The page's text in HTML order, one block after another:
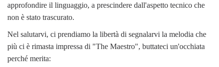
approfondire il linguaggio, a prescindere dall'aspetto tecnico che
non è stato trascurato.
Nel salutarvi, ci prendiamo la libertà di segnalarvi la melodia che
più ci è rimasta impressa di "The Maestro", buttateci un'occhiata
perché merita: